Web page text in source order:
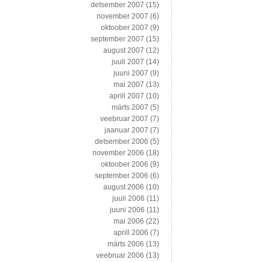
detsember 2007 (15)
november 2007 (6)
oktoober 2007 (9)
september 2007 (15)
august 2007 (12)
juuli 2007 (14)
juuni 2007 (9)
mai 2007 (13)
aprill 2007 (10)
märts 2007 (5)
veebruar 2007 (7)
jaanuar 2007 (7)
detsember 2006 (5)
november 2006 (18)
oktoober 2006 (9)
september 2006 (6)
august 2006 (10)
juuli 2006 (11)
juuni 2006 (11)
mai 2006 (22)
aprill 2006 (7)
märts 2006 (13)
veebruar 2006 (13)